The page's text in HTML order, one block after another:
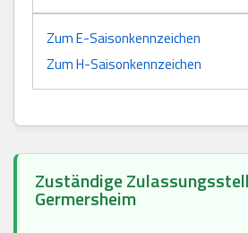
Zum E-Saisonkennzeichen
Zum H-Saisonkennzeichen
Zuständige
Germersheim